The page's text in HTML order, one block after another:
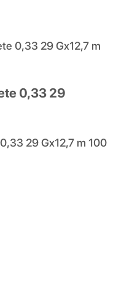
0,33 29 Gx12,7 m
0,33 29